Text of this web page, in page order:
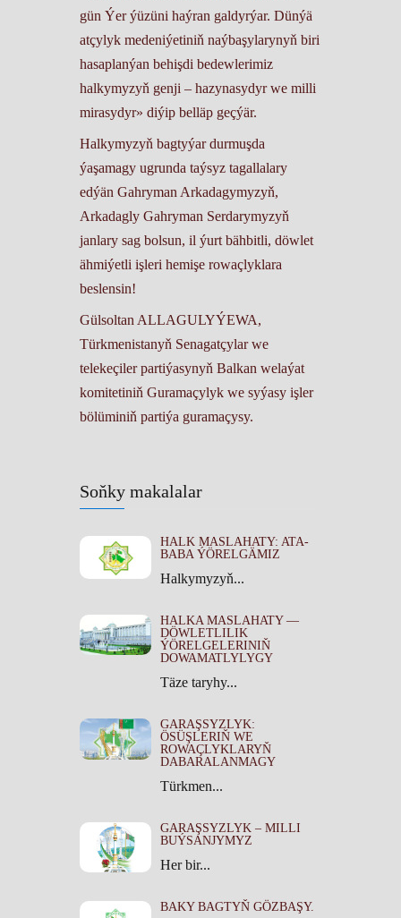
Soňky makalalar
HALK MASLAHATY: ATA-
BABA ÝÖRELGÄMIZ
Halkymyzyň...
HALKA MASLAHATY —
DÖWLETLILIK
ÝÖRELGELERINIŇ
DOWAMATLYLYGY
Täze taryhy...
GARAŞSYZLYK:
ÖSÜŞLERIŇ WE
ROWAÇLYKLARYŇ
DABARALANMAGY
Türkmen...
GARAŞSYZLYK – MILLI
BUÝSANJYMYZ
Her bir...
BAKY BAGTYŇ GÖZBAŞY.
gün Ýer ýüzüni haýran galdyrýar. Dünýä
atçylyk medeniýetiniň naýbaşylarynyň biri
hasaplanýan behişdi bedewlerimiz
halkymyzyň genji – hazynasydyr we milli
mirasydyr» diýip belläp geçýär.
Halkymyzyň bagtyýar durmuşda
ýaşamagy ugrunda taýsyz tagallalary
edýän Gahryman Arkadagymyzyň,
Arkadagly Gahryman Serdarymyzyň
janlary sag bolsun, il ýurt bähbitli, döwlet
ähmiýetli işleri hemişe rowaçlyklara
beslensin!
Gülsoltan ALLAGULYÝEWA,
Türkmenistanyň Senagatçylar we
telekeçiler partiýasynyň Balkan welaýat
komitetiniň Guramaçylyk we syýasy işler
bölüminiň partiýa guramaçysy.